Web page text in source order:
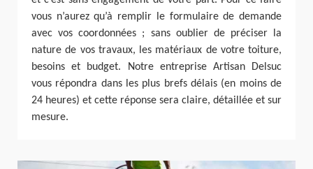
vous n’aurez qu’à remplir le formulaire de demande
avec vos coordonnées ; sans oublier de préciser la
nature de vos travaux, les matériaux de votre toiture,
besoins et budget. Notre entreprise Artisan Delsuc
vous répondra dans les plus brefs délais (en moins de
24 heures) et cette réponse sera claire, détaillée et sur
mesure.